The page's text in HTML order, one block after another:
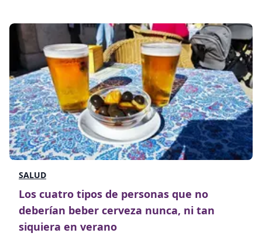
SALUD
Los cuatro tipos de personas que no
deberían beber cerveza nunca, ni tan
siquiera en verano